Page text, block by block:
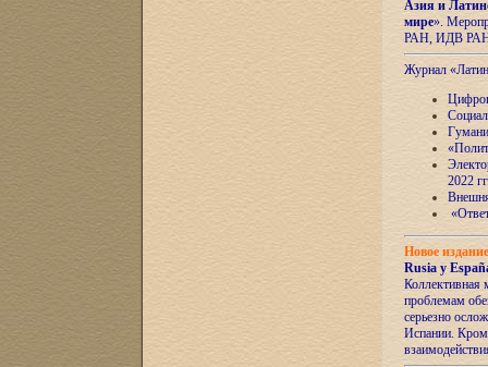
Азия и
мире».
РАН, ИДВ
Журнал
2022
Новое
Rusia y
Коллективная
проблемам
серьезно
Испании.